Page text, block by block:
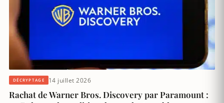
DÉCRYPTAGE 14 juillet 2026
Rachat de Warner Bros. Discovery par Paramount :